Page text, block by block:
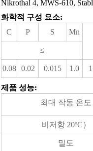
Nikrothal 4, MWS-610,
화학적 구성 요소:
C
P S
Mn
≤
0.08 0.02 0.015 1.0
제품 성능:
최대 작동 온도
비저항 20ºC）
밀도